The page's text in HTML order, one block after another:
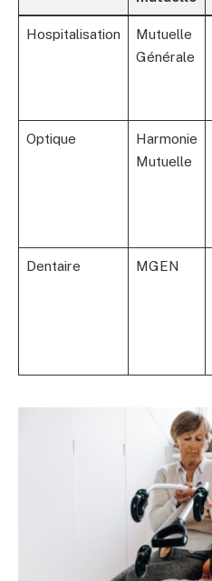
Hospitalisation
Mutuelle
Générale
Optique
Harmonie
Mutuelle
Dentaire MGEN